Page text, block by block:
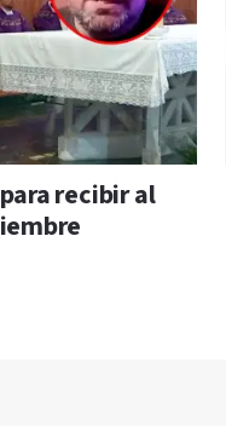
recibir al